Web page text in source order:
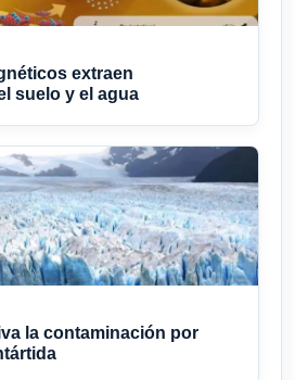
extraen
suelo y el agua
la contaminación por